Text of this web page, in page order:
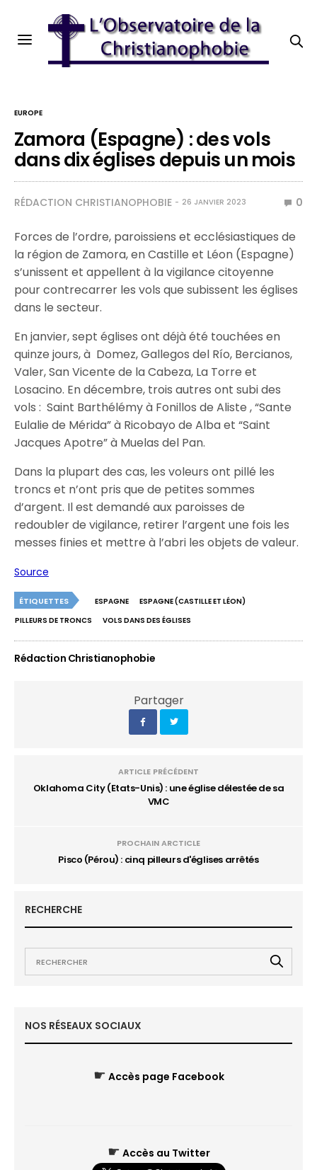
EUROPE
Zamora (Espagne) : des vols
dans dix églises depuis un mois
RÉDACTION CHRISTIANOPHOBIE 26 JANVIER 2023 0
Forces de l’ordre, paroissiens et ecclésiastiques de
la région de Zamora, en Castille et Léon (Espagne)
s’unissent et appellent à la vigilance citoyenne
pour contrecarrer les vols que subissent les églises
dans le secteur.
En janvier, sept églises ont déjà été touchées en
quinze jours, à Domez, Gallegos del Río, Bercianos,
Valer, San Vicente de la Cabeza, La Torre et
Losacino. En décembre, trois autres ont subi des
vols : Saint Barthélémy à Fonillos de Aliste , “Sante
Eulalie de Mérida” à Ricobayo de Alba et “Saint
Jacques Apotre” à Muelas del Pan.
Dans la plupart des cas, les voleurs ont pillé les
troncs et n’ont pris que de petites sommes
d’argent. Il est demandé aux paroisses de
redoubler de vigilance, retirer l’argent une fois les
messes finies et mettre à l’abri les objets de valeur.
Source
ÉTIQUETTES ESPAGNE
ESPAGNE (CASTILLE ET LÉON)
PILLEURS DE TRONCS
VOLS DANS DES ÉGLISES
Rédaction Christianophobie
Partager
ARTICLE PRÉCÉDENT
Oklahoma City (Etats-Unis) : une église délestée de sa
VMC
PROCHAIN ARCTICLE
Pisco (Pérou) : cinq pilleurs d'églises arrêtés
RECHERCHE
NOS RÉSEAUX SOCIAUX
☛ Accès page Facebook
☛ Accès au Twitter